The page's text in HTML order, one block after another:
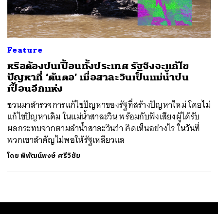
Feature
หรือต้องปนเปื้อนทั้งประเทศ รัฐจึงจะแก้ไข
ปัญหาที่ ‘ต้นตอ’ เมื่อสาละวินเป็นแม่น้ำปน
เปื้อนอีกแห่ง
ชวนมาสำรวจการแก้ไขปัญหาของรัฐที่สร้างปัญหาใหม่ โดยไม่
แก้ไขปัญหาเดิม ในแม่น้ำสาละวิน พร้อมกับฟังเสียงผู้ได้รับ
ผลกระทบจากตามลำน้ำสาละวินว่า คิดเห็นอย่างไร ในวันที่
พวกเขาสำคัญไม่พอให้รัฐเหลียวแล
โดยพิพัฒน์พงษ์ ศรีวิชัย
ค้นหา
SHARE TWEET LINE EMAIL